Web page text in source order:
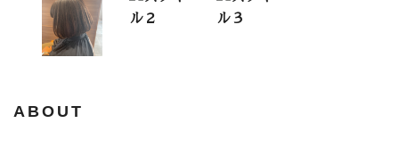
ABOUT